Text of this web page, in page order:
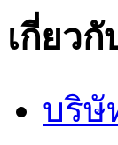
เกี่ยวกั
บริษั